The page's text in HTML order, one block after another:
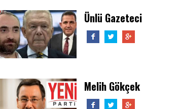
Ünlü Gazeteci
Melih Gökçek